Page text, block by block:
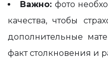
Важно:фото
качества, чтобы
дополнительные
факт столкновения и